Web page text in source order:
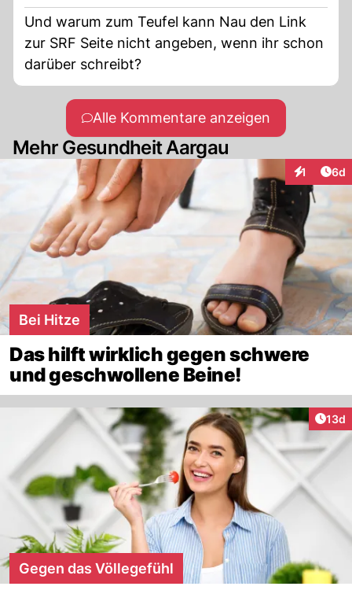
Und warum zum Teufel kann Nau den Link
zur SRF Seite nicht angeben, wenn ihr schon
darüber schreibt?
Alle Kommentare anzeigen
Mehr Gesundheit Aargau
1 6d
Bei Hitze
Das hilft wirklich gegen schwere
und geschwollene Beine!
13d
Gegen das Völlegefühl